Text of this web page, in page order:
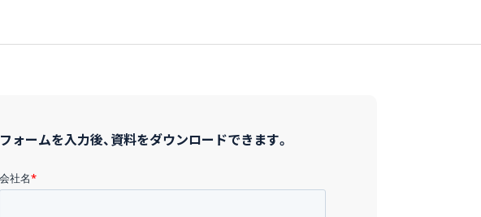
フォームを入力後、資料をダウンロードできます。